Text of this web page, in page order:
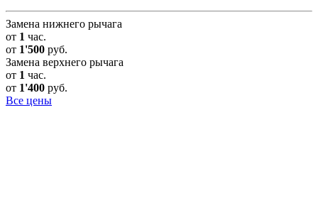
Замена нижнего рычага
от 1 час.
от 1'500 руб.
Замена верхнего рычага
от 1 час.
от 1'400 руб.
Все цены